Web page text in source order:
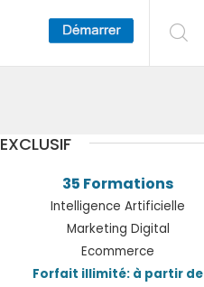
EXCLUSIF
35 Formations
Intelligence Artificielle
Marketing Digital
Ecommerce
Forfait illimité: à partir de